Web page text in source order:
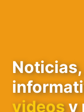
videosy